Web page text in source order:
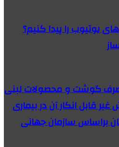
یوتیوب را پیدا کنیم؟
گوشت و محصولات لبنی
قابل انکار آن در بیماری
براساس سازمان جهانی